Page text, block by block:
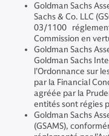
Goldman Sachs
Sachs & Co. LLC
03/1100
Commission en
Goldman Sachs
Goldman Sachs
l’Ordonnance sur
par la Financial
agréée par la
entités sont régies
Goldman Sachs
(GSAMS),